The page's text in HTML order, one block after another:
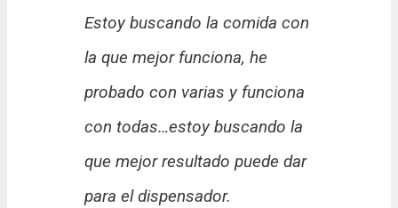
Estoy buscando la comida con
la que mejor funciona, he
probado con varias y funciona
con todas…estoy buscando la
que mejor resultado puede dar
para el dispensador.